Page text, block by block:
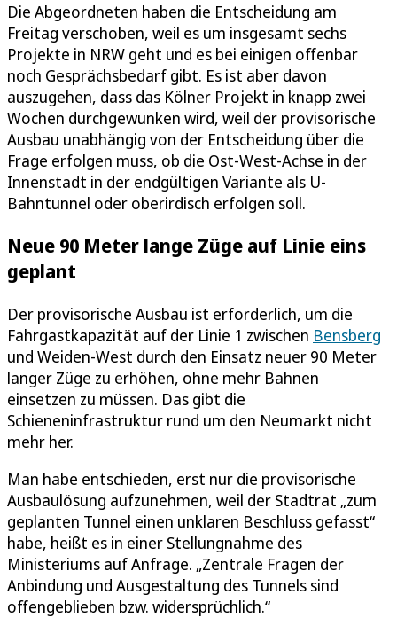
Die Abgeordneten haben die Entscheidung am
Freitag verschoben, weil es um insgesamt sechs
Projekte in NRW geht und es bei einigen offenbar
noch Gesprächsbedarf gibt. Es ist aber davon
auszugehen, dass das Kölner Projekt in knapp zwei
Wochen durchgewunken wird, weil der provisorische
Ausbau unabhängig von der Entscheidung über die
Frage erfolgen muss, ob die Ost-West-Achse in der
Innenstadt in der endgültigen Variante als U-
Bahntunnel oder oberirdisch erfolgen soll.
Neue 90 Meter lange Züge auf Linie eins
geplant
Der provisorische Ausbau ist erforderlich, um die
Fahrgastkapazität auf der Linie 1 zwischen Bensberg
und Weiden-West durch den Einsatz neuer 90 Meter
langer Züge zu erhöhen, ohne mehr Bahnen
einsetzen zu müssen. Das gibt die
Schieneninfrastruktur rund um den Neumarkt nicht
mehr her.
Man habe entschieden, erst nur die provisorische
Ausbaulösung aufzunehmen, weil der Stadtrat „zum
geplanten Tunnel einen unklaren Beschluss gefasst“
habe, heißt es in einer Stellungnahme des
Ministeriums auf Anfrage. „Zentrale Fragen der
Anbindung und Ausgestaltung des Tunnels sind
offengeblieben bzw. widersprüchlich.“